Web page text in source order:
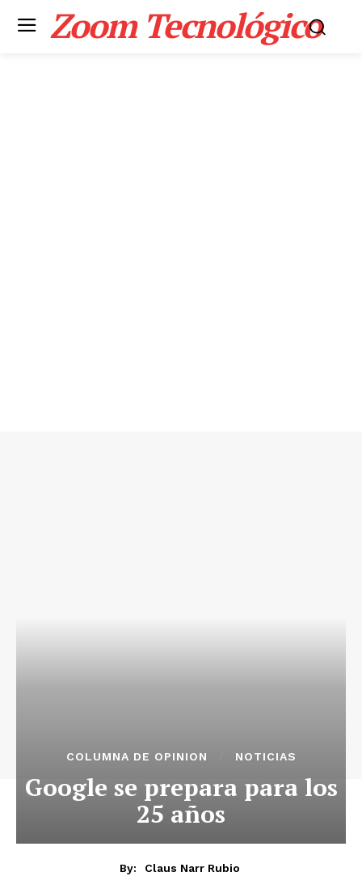
Zoom Tecnológico
COLUMNA DE OPINION NOTICIAS
Google se prepara para los
25 años
By:
Claus Narr Rubio